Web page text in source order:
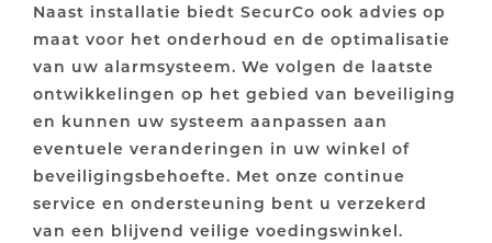
Naast installatie biedt SecurCo ook advies op
maat voor het onderhoud en de optimalisatie
van uw alarmsysteem. We volgen de laatste
ontwikkelingen op het gebied van beveiliging
en kunnen uw systeem aanpassen aan
eventuele veranderingen in uw winkel of
beveiligingsbehoefte. Met onze continue
service en ondersteuning bent u verzekerd
van een blijvend veilige voedingswinkel.